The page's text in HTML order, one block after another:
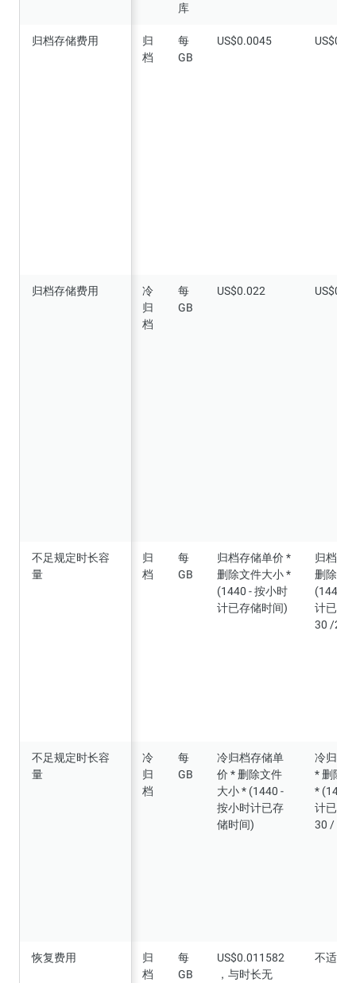
库
归档存储费用
归
档
每
GB
US$0.0045
归档存储费用
冷
归
档
每
GB
US$0.022
不足规定时长容
量
归
档
每
GB
归档存储单价 *
删除文件大小 *
(1440 - 按小时
计已存储时间)
归档存
删除文
(1440 -
计已存
30 /24
不足规定时长容
量
冷
归
档
每
GB
冷归档存储单
价 * 删除文件
大小 * (1440 -
按小时计已存
储时间)
冷归档
* 删除
* (1440
计已存
30 / 24
恢复费用
归
档
每
GB
US$0.011582
，与时长无
不适用
归档存储费用
归档存储费用
不足规定时长容
量
不足规定时长容
量
恢复费用